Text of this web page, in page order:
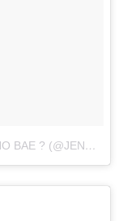
A PHOTO POSTED BY YOUR FAVORITE PHO BAE ? (@JENNAKAEY)